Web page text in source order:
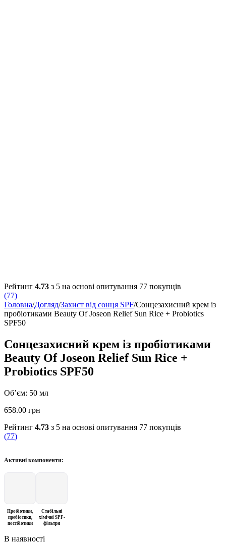
Рейтинг 4.73 з 5 на основі опитування 77 покупців
(77)
Головна/Догляд/Захист від сонця SPF/Сонцезахисний крем із
пробіотиками Beauty Of Joseon Relief Sun Rice + Probiotics
SPF50
Сонцезахисний крем із пробіотиками
Beauty Of Joseon Relief Sun Rice +
Probiotics SPF50
Об’єм: 50 мл
658.00 грн
Рейтинг 4.73 з 5 на основі опитування 77 покупців
(77)
Активні компоненти:
Пробіотики,
пребіотики,
постбіотики
Стабільні
хімічні SPF-
фільтри
В наявності